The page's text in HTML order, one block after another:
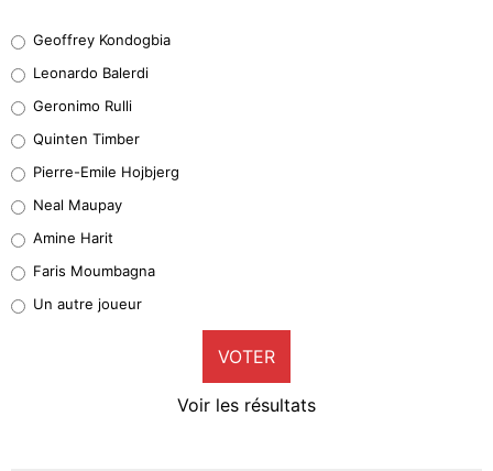
38%
32%
5%
1%
9%
Geoffrey Kondogbia
Leonardo Balerdi
Geronimo Rulli
Quinten Timber
Pierre-Emile Hojbjerg
Neal Maupay
Amine Harit
Faris Moumbagna
Un autre joueur
VOTER
Voir les résultats